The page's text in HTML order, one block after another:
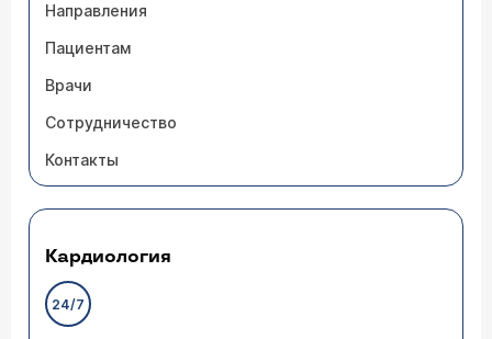
Направления
Пациентам
Врачи
Сотрудничество
Контакты
Кардиология
24/7